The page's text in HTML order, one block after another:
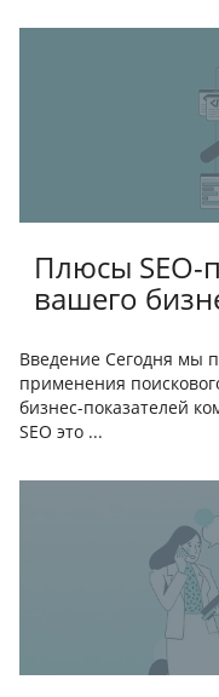
Плюсы SEO-
вашего
Введение Сегодня мы
применения
бизнес-показателей
SEO это ...